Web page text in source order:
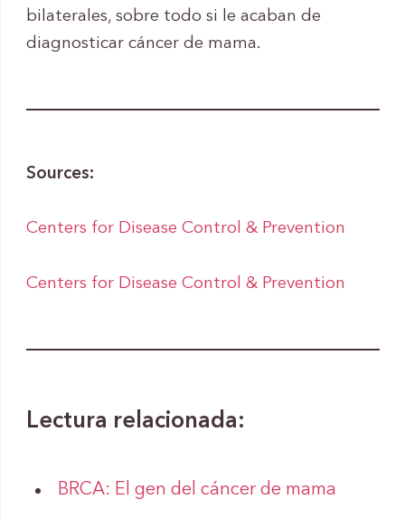
bilaterales, sobre todo si le acaban de
diagnosticar cáncer de mama.
Sources:
Centers for Disease Control & Prevention
Centers for Disease Control & Prevention
Lectura relacionada:
BRCA: El gen del cáncer de mama